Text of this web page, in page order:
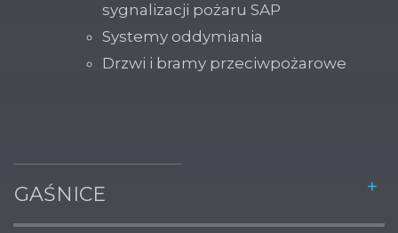
sygnalizacji pożaru SAP
Systemy oddymiania
Drzwi i bramy przeciwpożarowe
GAŚNICE